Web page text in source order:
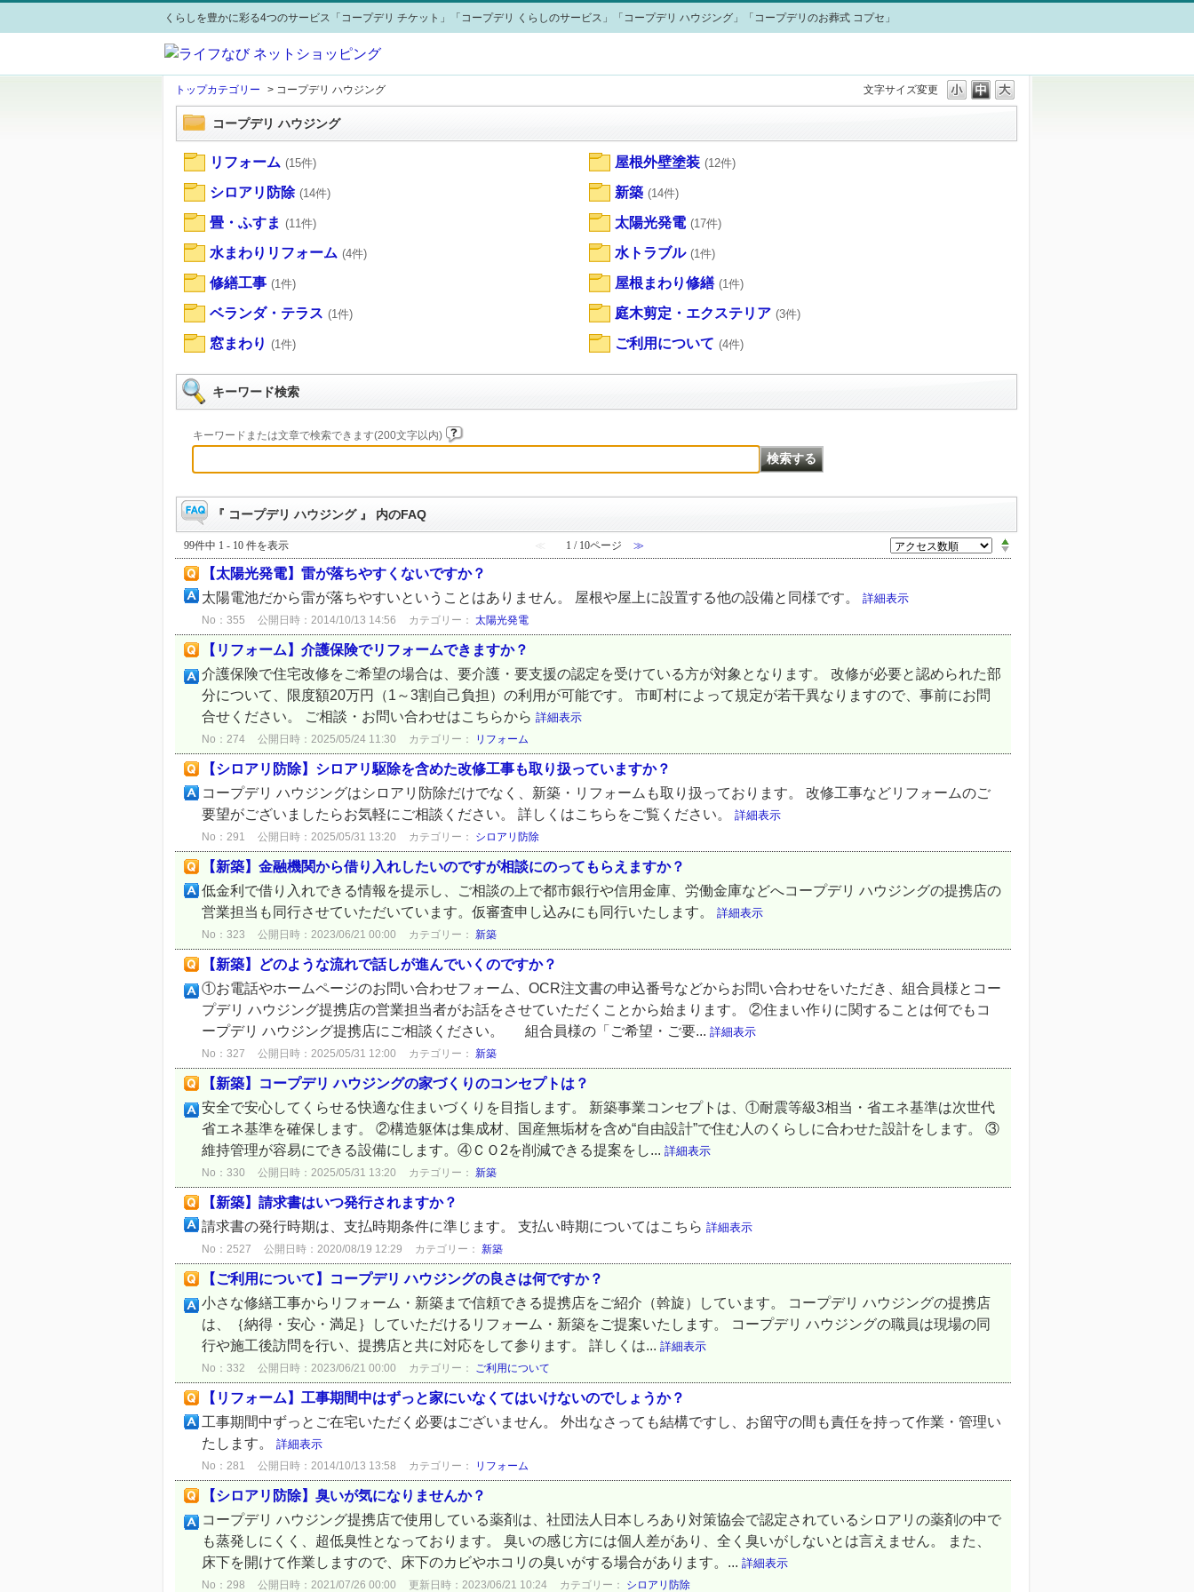
くらしを豊かに彩る4つのサービス「コープデリ チケット」「コープデリ くらしのサービス」「コープデリ ハウジング」「コープデリのお葬式 コプセ」
文字サイズ変更
トップカテゴリー > コープデリ ハウジング
コープデリ ハウジング
リフォーム (15件) 屋根外壁塗装 (12件)
シロアリ防除 (14件) 新築 (14件)
畳・ふすま (11件) 太陽光発電 (17件)
水まわりリフォーム (4件) 水トラブル (1件)
修繕工事 (1件) 屋根まわり修繕 (1件)
ベランダ・テラス (1件) 庭木剪定・エクステリア (3件)
窓まわり (1件) ご利用について (4件)
キーワード検索
キーワードまたは文章で検索できます(200文字以内)
『 コープデリ ハウジング 』 内のFAQ
99件中 1 - 10 件を表示 ≪ 1 / 10ページ ≫
【太陽光発電】雷が落ちやすくないですか？
太陽電池だから雷が落ちやすいということはありません。 屋根や屋上に設置する他の設備と同様です。 詳細表示
No：355 公開日時：2014/10/13 14:56 カテゴリー： 太陽光発電
【リフォーム】介護保険でリフォームできますか？
介護保険で住宅改修をご希望の場合は、要介護・要支援の認定を受けている方が対象となります。 改修が必要と認められた部
分について、限度額20万円（1～3割自己負担）の利用が可能です。 市町村によって規定が若干異なりますので、事前にお問
合せください。 ご相談・お問い合わせはこちらから 詳細表示
No：274 公開日時：2025/05/24 11:30 カテゴリー： リフォーム
【シロアリ防除】シロアリ駆除を含めた改修工事も取り扱っていますか？
コープデリ ハウジングはシロアリ防除だけでなく、新築・リフォームも取り扱っております。 改修工事などリフォームのご
要望がございましたらお気軽にご相談ください。 詳しくはこちらをご覧ください。 詳細表示
No：291 公開日時：2025/05/31 13:20 カテゴリー： シロアリ防除
【新築】金融機関から借り入れしたいのですが相談にのってもらえますか？
低金利で借り入れできる情報を提示し、ご相談の上で都市銀行や信用金庫、労働金庫などへコープデリ ハウジングの提携店の
営業担当も同行させていただいています。仮審査申し込みにも同行いたします。 詳細表示
No：323 公開日時：2023/06/21 00:00 カテゴリー： 新築
【新築】どのような流れで話しが進んでいくのですか？
①お電話やホームページのお問い合わせフォーム、OCR注文書の申込番号などからお問い合わせをいただき、組合員様とコー
プデリ ハウジング提携店の営業担当者がお話をさせていただくことから始まります。 ②住まい作りに関することは何でもコ
ープデリ ハウジング提携店にご相談ください。 組合員様の「ご希望・ご要... 詳細表示
No：327 公開日時：2025/05/31 12:00 カテゴリー： 新築
【新築】コープデリ ハウジングの家づくりのコンセプトは？
安全で安心してくらせる快適な住まいづくりを目指します。 新築事業コンセプトは、①耐震等級3相当・省エネ基準は次世代
省エネ基準を確保します。 ②構造躯体は集成材、国産無垢材を含め“自由設計”で住む人のくらしに合わせた設計をします。 ③
維持管理が容易にできる設備にします。④ＣＯ2を削減できる提案をし... 詳細表示
No：330 公開日時：2025/05/31 13:20 カテゴリー： 新築
【新築】請求書はいつ発行されますか？
請求書の発行時期は、支払時期条件に準じます。 支払い時期についてはこちら 詳細表示
No：2527 公開日時：2020/08/19 12:29 カテゴリー： 新築
【ご利用について】コープデリ ハウジングの良さは何ですか？
小さな修繕工事からリフォーム・新築まで信頼できる提携店をご紹介（斡旋）しています。 コープデリ ハウジングの提携店
は、｛納得・安心・満足｝していただけるリフォーム・新築をご提案いたします。 コープデリ ハウジングの職員は現場の同
行や施工後訪問を行い、提携店と共に対応をして参ります。 詳しくは... 詳細表示
No：332 公開日時：2023/06/21 00:00 カテゴリー： ご利用について
【リフォーム】工事期間中はずっと家にいなくてはいけないのでしょうか？
工事期間中ずっとご在宅いただく必要はございません。 外出なさっても結構ですし、お留守の間も責任を持って作業・管理い
たします。 詳細表示
No：281 公開日時：2014/10/13 13:58 カテゴリー： リフォーム
【シロアリ防除】臭いが気になりませんか？
コープデリ ハウジング提携店で使用している薬剤は、社団法人日本しろあり対策協会で認定されているシロアリの薬剤の中で
も蒸発しにくく、超低臭性となっております。 臭いの感じ方には個人差があり、全く臭いがしないとは言えません。 また、
床下を開けて作業しますので、床下のカビやホコリの臭いがする場合があります。... 詳細表示
No：298 公開日時：2021/07/26 00:00 更新日時：2023/06/21 10:24 カテゴリー： シロアリ防除